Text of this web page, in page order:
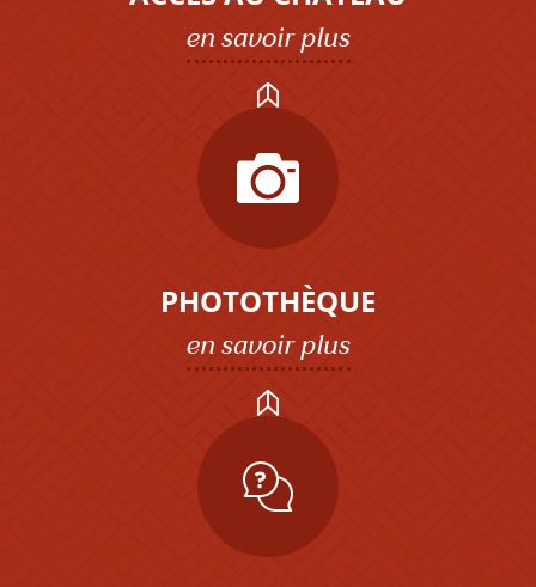
en savoir plus
PHOTOTHÈQUE
en savoir plus